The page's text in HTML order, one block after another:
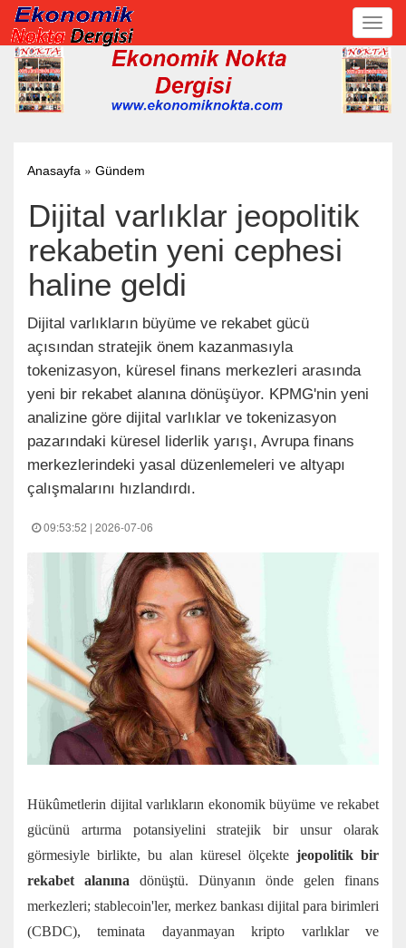
Anasayfa » Gündem
Dijital varlıklar jeopolitik
rekabetin yeni cephesi
haline geldi
Dijital varlıkların büyüme ve rekabet gücü
açısından stratejik önem kazanmasıyla
tokenizasyon, küresel finans merkezleri arasında
yeni bir rekabet alanına dönüşüyor. KPMG'nin yeni
analizine göre dijital varlıklar ve tokenizasyon
pazarındaki küresel liderlik yarışı, Avrupa finans
merkezlerindeki yasal düzenlemeleri ve altyapı
çalışmalarını hızlandırdı.
09:53:52 | 2026-07-06
Hükûmetlerin dijital varlıkların ekonomik büyüme ve rekabet
gücünü artırma potansiyelini stratejik bir unsur olarak
görmesiyle birlikte, bu alan küresel ölçekte jeopolitik bir
rekabet alanına dönüştü. Dünyanın önde gelen finans
merkezleri; stablecoin'ler, merkez bankası dijital para birimleri
(CBDC), teminata dayanmayan kripto varlıklar ve